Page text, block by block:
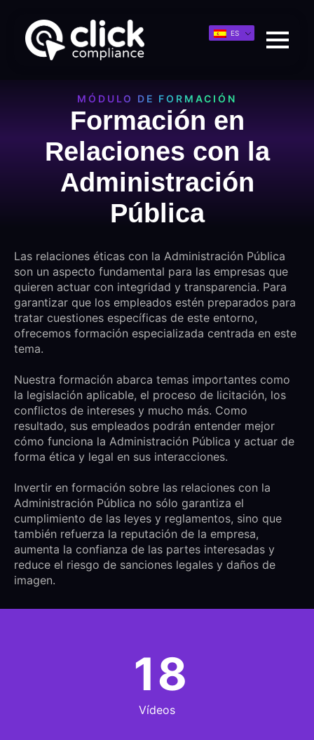
ES
MÓDULO DE FORMACIÓN
Formación en
Relaciones con la
Administración
Pública
Las relaciones éticas con la Administración Pública
son un aspecto fundamental para las empresas que
quieren actuar con integridad y transparencia. Para
garantizar que los empleados estén preparados para
tratar cuestiones específicas de este entorno,
ofrecemos formación especializada centrada en este
tema.
Nuestra formación abarca temas importantes como
la legislación aplicable, el proceso de licitación, los
conflictos de intereses y mucho más. Como
resultado, sus empleados podrán entender mejor
cómo funciona la Administración Pública y actuar de
forma ética y legal en sus interacciones.
Invertir en formación sobre las relaciones con la
Administración Pública no sólo garantiza el
cumplimiento de las leyes y reglamentos, sino que
también refuerza la reputación de la empresa,
aumenta la confianza de las partes interesadas y
reduce el riesgo de sanciones legales y daños de
imagen.
18
Vídeos